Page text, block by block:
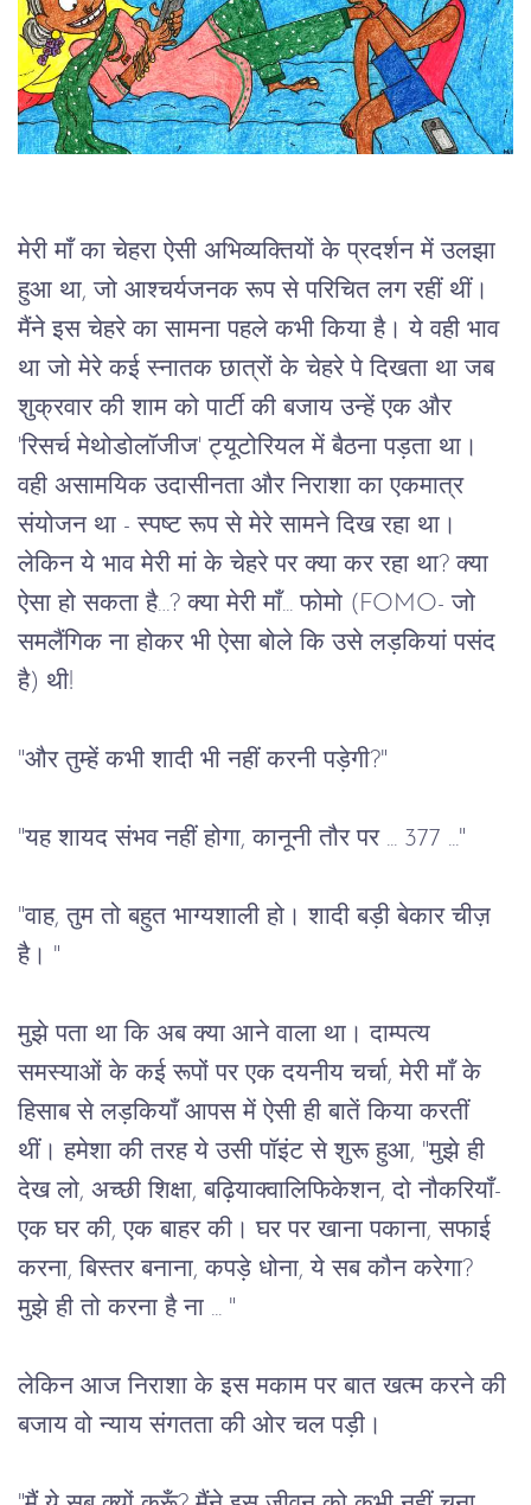
मेरी माँ का चेहरा ऐसी अभिव्यक्तियों के प्रदर्शन में उलझा
हुआ था, जो आश्चर्यजनक रूप से परिचित लग रहीं थीं।
मैंने इस चेहरे का सामना पहले कभी किया है। ये वही भाव
था जो मेरे कई स्नातक छात्रों के चेहरे पे दिखता था जब
शुक्रवार की शाम को पार्टी की बजाय उन्हें एक और
'रिसर्च मेथोडोलॉजीज' ट्यूटोरियल में बैठना पड़ता था।
वही असामयिक उदासीनता और निराशा का एकमात्र
संयोजन था - स्पष्ट रूप से मेरे सामने दिख रहा था।
लेकिन ये भाव मेरी मां के चेहरे पर क्या कर रहा था? क्या
ऐसा हो सकता है…? क्या मेरी माँ... फोमो (FOMO- जो
समलैंगिक ना होकर भी ऐसा बोले कि उसे लड़कियां पसंद
है) थी!
"और तुम्हें कभी शादी भी नहीं करनी पड़ेगी?"
"यह शायद संभव नहीं होगा, कानूनी तौर पर ... 377 ..."
"वाह, तुम तो बहुत भाग्यशाली हो। शादी बड़ी बेकार चीज़
है। "
मुझे पता था कि अब क्या आने वाला था। दाम्पत्य
समस्याओं के कई रूपों पर एक दयनीय चर्चा, ​​मेरी माँ के
हिसाब से लड़कियाँ आपस में ऐसी ही बातें किया करतीं
थीं। हमेशा की तरह ये उसी पॉइंट से शुरू हुआ, "मुझे ही
देख लो, अच्छी शिक्षा, बढ़ियाक्वालिफिकेशन, दो नौकरियाँ-
एक घर की, एक बाहर की। घर पर खाना पकाना, सफाई
करना, बिस्तर बनाना, कपड़े धोना, ये सब कौन करेगा?
मुझे ही तो करना है ना ... "
लेकिन आज निराशा के इस मकाम पर बात खत्म करने की
बजाय वो न्याय संगतता की ओर चल पड़ी।